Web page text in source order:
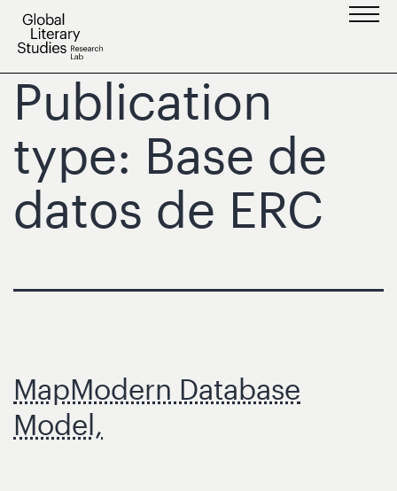
Saltar
contenido
Publication
type: Base de
datos de ERC
MapModern Database
Model,